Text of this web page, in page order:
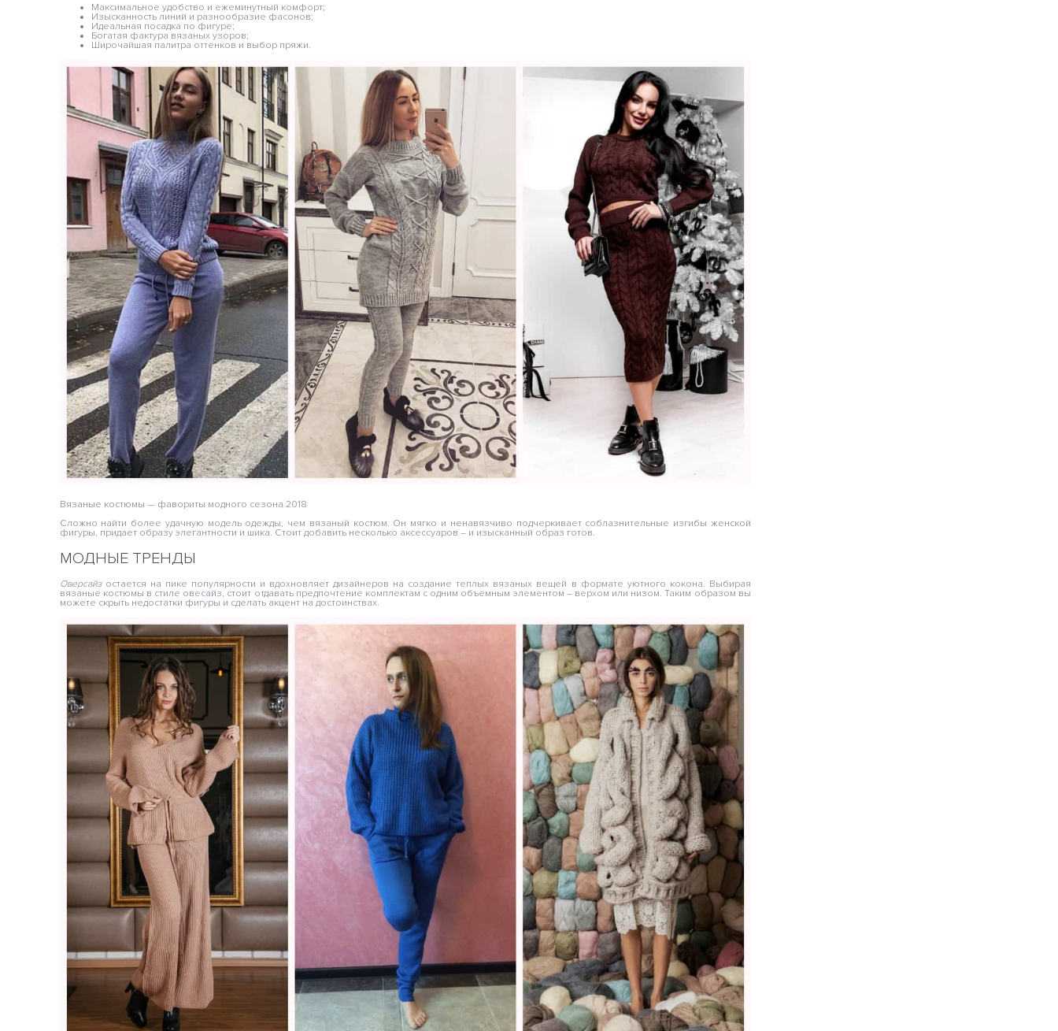
Максимальное удобство и ежеминутный комфорт;
Изысканность линий и разнообразие фасонов;
Идеальная посадка по фигуре;
Богатая фактура вязаных узоров;
Широчайшая палитра оттенков и выбор пряжи.
Вязаные костюмы — фавориты модного сезона 2018
Сложно найти более удачную модель одежды, чем вязаный костюм. Он мягко и ненавязчиво подчеркивает соблазнительные изгибы женской
фигуры, придает образу элегантности и шика. Стоит добавить несколько аксессуаров – и изысканный образ готов.
МОДНЫЕ ТРЕНДЫ
Оверсайзостается на пике популярности и вдохновляет дизайнеров на создание теплых вязаных вещей в формате уютного кокона. Выбирая
вязаные костюмы в стиле овесайз, стоит отдавать предпочтение комплектам с одним объемным элементом – верхом или низом. Таким образом вы
можете скрыть недостатки фигуры и сделать акцент на достоинствах.